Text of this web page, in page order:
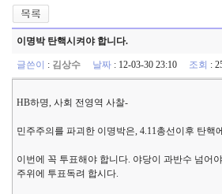
이명박 탄핵시켜야 합니다.
글쓴이 : 김상수 날짜 : 12-03-30 23:10 조회 :
HB하명, 사회 전영역 사찰-
민주주의를 파괴한 이명박은, 4.11총선이후 탄핵
이번에 꼭 투표해야 합니다. 야당이 과반수 넘어
주위에 투표독려 합시다.